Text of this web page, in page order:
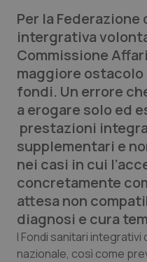
Edizioni Regionali
QS Pro
Professionisti
Abruzzo
Basilicata
Calabria
Campania
QS Pro Gold
Artrite & artrosi
Asma & BPCO
Car-T
QS Club Newsletter
Per la
intergrativa
Commissione
maggiore
fondi. Un errore
a erogare solo ed
prestazioni
supplementari e
nei casi in cui
concretamente
attesa non
diagnosi e cura
I Fondi sanitari
nazionale, così come